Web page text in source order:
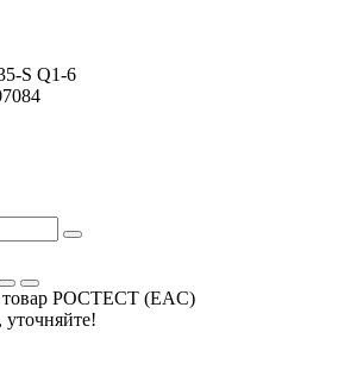
S Q1-6
РОСТЕСТ (EAC)